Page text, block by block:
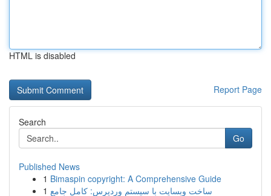
HTML is disabled
Report Page
Search
Go
Published News
1 Bimaspin copyright: A Comprehensive Guide
1 ساخت وبسایت با سیستم وردپرس: کامل جامع